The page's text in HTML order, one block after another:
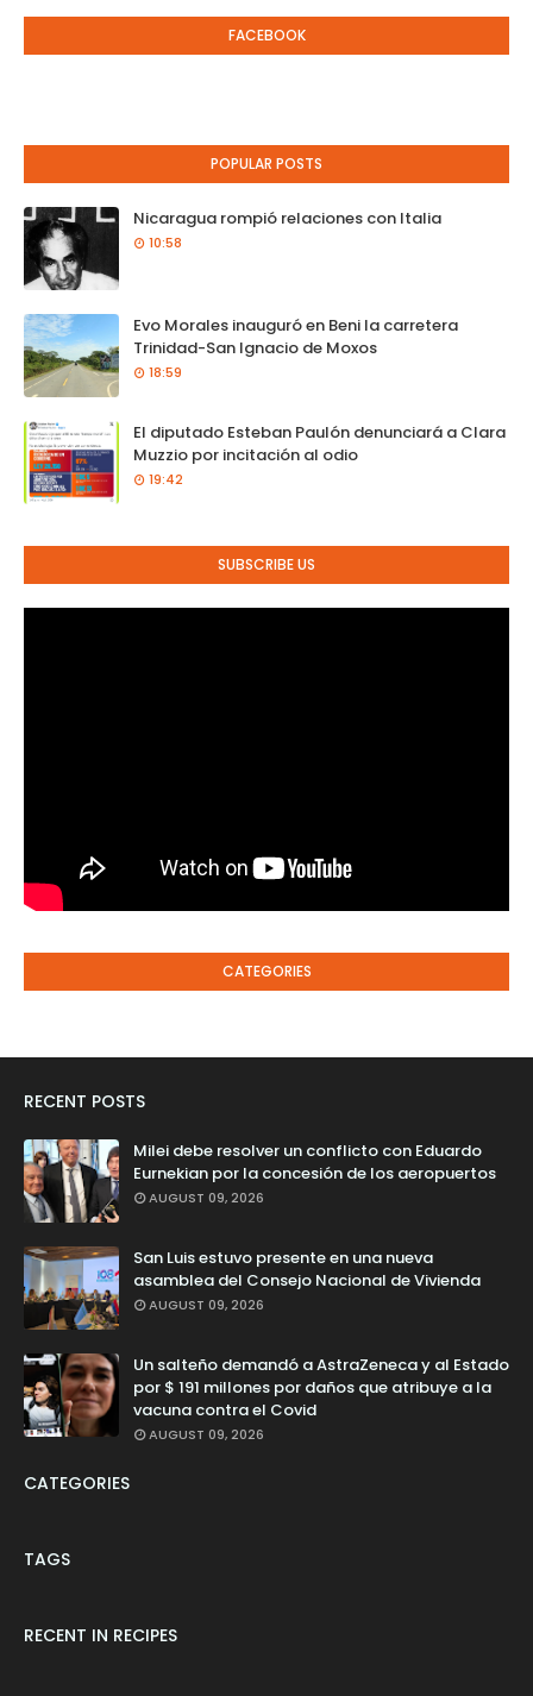
FACEBOOK
POPULAR POSTS
Nicaragua rompió relaciones con Italia
10:58
Evo Morales inauguró en Beni la carretera
Trinidad-San Ignacio de Moxos
18:59
El diputado Esteban Paulón denunciará a Clara
Muzzio por incitación al odio
19:42
SUBSCRIBE US
CATEGORIES
RECENT POSTS
Milei debe resolver un conflicto con Eduardo
Eurnekian por la concesión de los aeropuertos
AUGUST 09, 2026
San Luis estuvo presente en una nueva
asamblea del Consejo Nacional de Vivienda
AUGUST 09, 2026
Un salteño demandó a AstraZeneca y al Estado
por $ 191 millones por daños que atribuye a la
vacuna contra el Covid
AUGUST 09, 2026
CATEGORIES
TAGS
RECENT IN RECIPES